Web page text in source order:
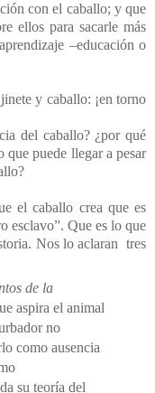
con el caballo; y que
ellos para sacarle más
–educación o
y caballo: ¡en torno
del caballo? ¿por qué
que puede llegar a pesar
el caballo crea que es
esclavo”. Que es lo que
Nos lo aclaran tres
de la
aspira el animal
no
como ausencia
su teoría del